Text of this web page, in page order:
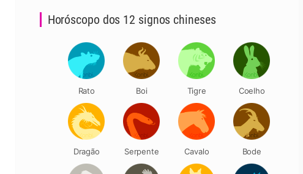
Horóscopo dos 12 signos chineses
Rato Boi Tigre Coelho
Dragão Serpente Cavalo Bode